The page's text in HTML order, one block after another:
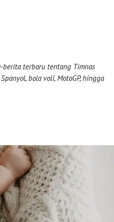
terbaru tentang Timnas
bola voli, MotoGP, hingga